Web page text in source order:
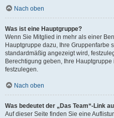
Nach oben
Was ist eine Hauptgruppe?
Wenn Sie Mitglied in mehr als einer
Hauptgruppe dazu, Ihre Gruppenfarbe
standardmäßig angezeigt wird,
Berechtigung geben, Ihre
festzulegen.
Nach oben
Was bedeutet der „Das Team“-Link
Auf dieser Seite finden Sie eine